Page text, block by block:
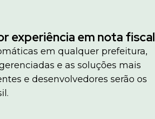
experiência em nota fiscal
em qualquer prefeitura,
e as soluções mais
e desenvolvedores serão os